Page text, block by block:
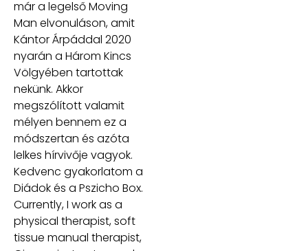
már a legelső Moving
Man elvonuláson, amit
Kántor Árpáddal 2020
nyarán a Három Kincs
Völgyében tartottak
nekünk. Akkor
megszólított valamit
mélyen bennem ez a
módszertan és azóta
lelkes hírvivője vagyok.
Kedvenc gyakorlatom a
Diádok és a Pszicho Box.
Currently, I work as a
physical therapist, soft
tissue manual therapist,